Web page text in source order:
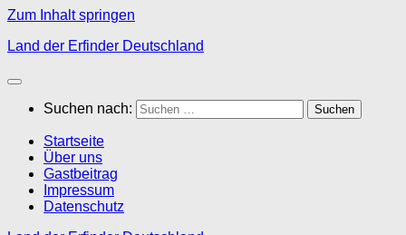
Zum Inhalt springen
Land der Erfinder Deutschland
Suchen nach:
Startseite
Über uns
Gastbeitrag
Impressum
Datenschutz